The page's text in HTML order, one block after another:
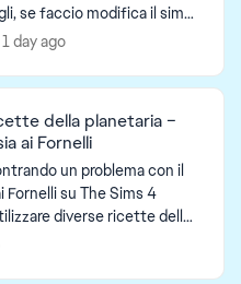
se faccio modifica il sim
cassettone, poi una
1 day ago
della planetaria –
ai Fornelli
su The Sims 4